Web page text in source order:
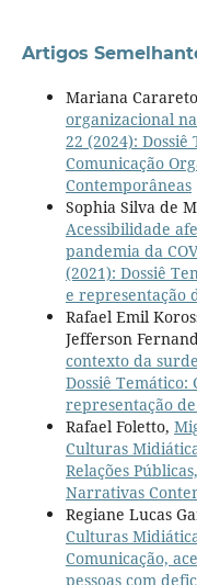
Artigos
Mariana
organizacional
22 (2024): Dossiê
Comunicação
Contemporâneas
Sophia Silva de
Acessibilidade
pandemia da
(2021): Dossiê
e representação
Rafael Emil
Jefferson
contexto da
Dossiê Temático:
representação
Rafael Foletto,
Culturas
Relações
Narrativas
Regiane Lucas
Culturas
Comunicação,
pessoas com